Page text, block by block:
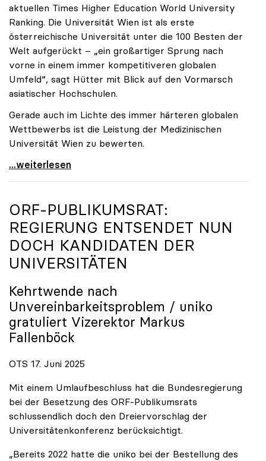
aktuellen Times Higher Education World University
Ranking. Die Universität Wien ist als erste
österreichische Universität unter die 100 Besten der
Welt aufgerückt – „ein großartiger Sprung nach
vorne in einem immer kompetitiveren globalen
Umfeld“, sagt Hütter mit Blick auf den Vormarsch
asiatischer Hochschulen.
Gerade auch im Lichte des immer härteren globalen
Wettbewerbs ist die Leistung der Medizinischen
Universität Wien zu bewerten.
„Top-Rankingplätze heimischer Universitäten geben
...weiterlesen
ORF-PUBLIKUMSRAT:
REGIERUNG ENTSENDET NUN
DOCH KANDIDATEN DER
UNIVERSITÄTEN
Kehrtwende nach
Unvereinbarkeitsproblem / uniko
gratuliert Vizerektor Markus
Fallenböck
OTS 17. Juni 2025
Mit einem Umlaufbeschluss hat die Bundesregierung
bei der Besetzung des ORF-Publikumsrats
schlussendlich doch den Dreiervorschlag der
Universitätenkonferenz berücksichtigt.
„Bereits 2022 hatte die uniko bei der Bestellung des